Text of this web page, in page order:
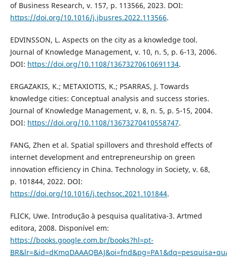
of Business Research, v. 157, p. 113566, 2023. DOI:
https://doi.org/10.1016/j.jbusres.2022.113566.
EDVINSSON, L. Aspects on the city as a knowledge tool.
Journal of Knowledge Management, v. 10, n. 5, p. 6-13, 2006.
DOI: https://doi.org/10.1108/13673270610691134.
ERGAZAKIS, K.; METAXIOTIS, K.; PSARRAS, J. Towards
knowledge cities: Conceptual analysis and success stories.
Journal of Knowledge Management, v. 8, n. 5, p. 5-15, 2004.
DOI: https://doi.org/10.1108/13673270410558747.
FANG, Zhen et al. Spatial spillovers and threshold effects of
internet development and entrepreneurship on green
innovation efficiency in China. Technology in Society, v. 68,
p. 101844, 2022. DOI:
https://doi.org/10.1016/j.techsoc.2021.101844.
FLICK, Uwe. Introdução à pesquisa qualitativa-3. Artmed
editora, 2008. Disponível em:
https://books.google.com.br/books?hl=pt-